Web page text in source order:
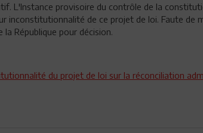
L'Instance provisoire du contrôle de la
inconstitutionnalité de ce projet de loi. Faute de
la République pour décision.
du projet de loi sur la réconciliation